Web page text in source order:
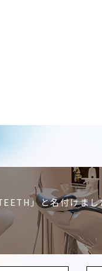
」と名付けまし